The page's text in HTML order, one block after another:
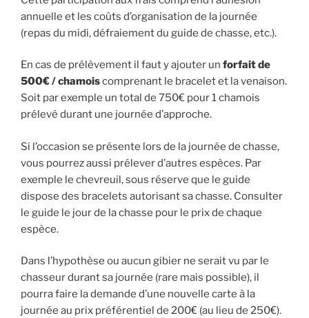
annuelle et les coûts d’organisation de la journée
(repas du midi, défraiement du guide de chasse, etc.).
En cas de prélèvement il faut y ajouter un forfait de
500€ / chamoiscomprenant le bracelet et la venaison.
Soit par exemple un total de 750€ pour 1 chamois
prélevé durant une journée d’approche.
Si l’occasion se présente lors de la journée de chasse,
vous pourrez aussi prélever d’autres espèces. Par
exemple le chevreuil, sous réserve que le guide
dispose des bracelets autorisant sa chasse. Consulter
le guide le jour de la chasse pour le prix de chaque
espèce.
Dans l’hypothèse ou aucun gibier ne serait vu par le
chasseur durant sa journée (rare mais possible), il
pourra faire la demande d’une nouvelle carte à la
journée au prix préférentiel de 200€ (au lieu de 250€).